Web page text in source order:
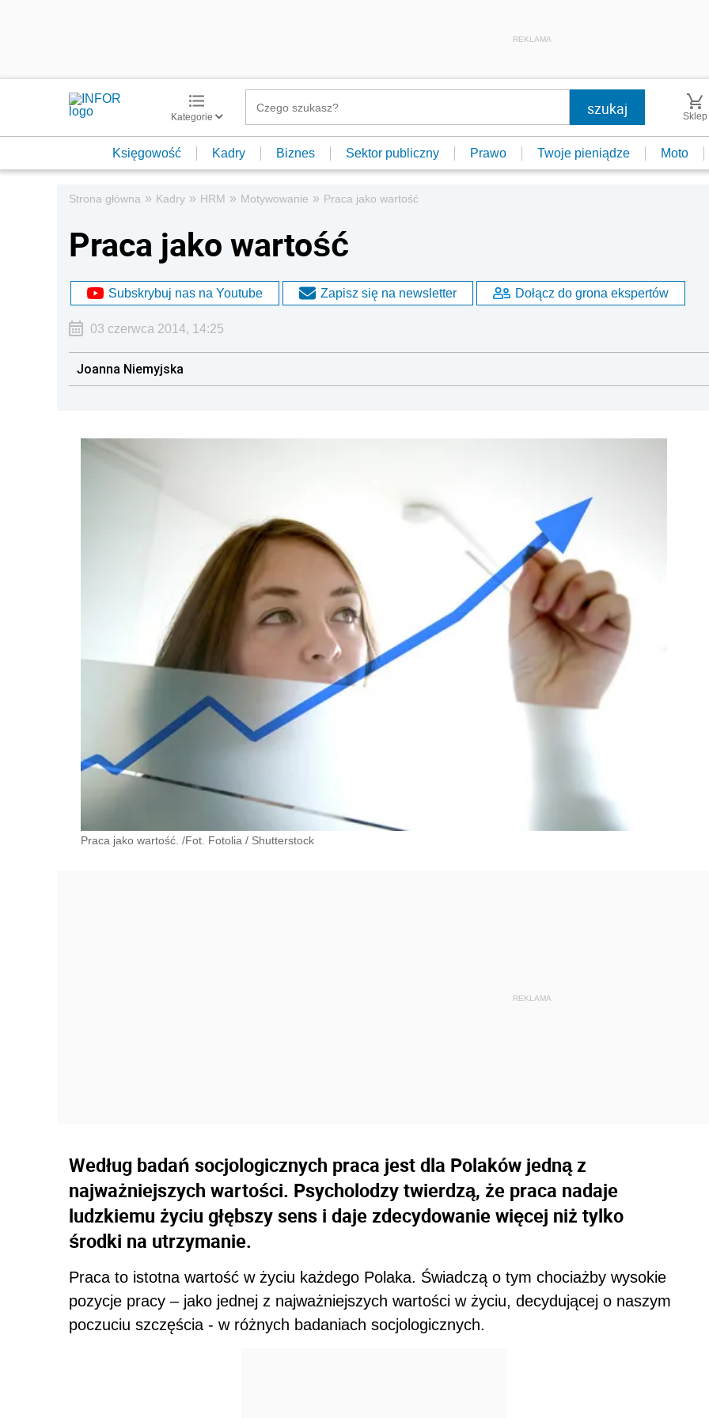
REKLAMA
Kategorie Sklep
Księgowość Kadry Biznes Sektor publiczny Prawo Twoje pieniądze Moto
Strona główna » Kadry » HRM » Motywowanie » Praca jako wartość
Praca jako wartość
Subskrybuj nas na Youtube Zapisz się na newsletter Dołącz do grona ekspertów
03 czerwca 2014, 14:25
Joanna Niemyjska
Praca jako wartość. /Fot. Fotolia / Shutterstock
Według badań socjologicznych praca jest dla Polaków jedną z
najważniejszych wartości. Psycholodzy twierdzą, że praca nadaje
ludzkiemu życiu głębszy sens i daje zdecydowanie więcej niż tylko
środki na utrzymanie.
Praca to istotna wartość w życiu każdego Polaka. Świadczą o tym chociażby wysokie
pozycje pracy – jako jednej z najważniejszych wartości w życiu, decydującej o naszym
poczuciu szczęścia - w różnych badaniach socjologicznych.